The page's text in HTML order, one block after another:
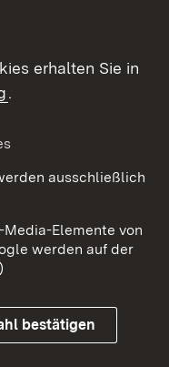
erhalten Sie in
.
ausschließlich
Elemente von
werden auf der
bestätigen